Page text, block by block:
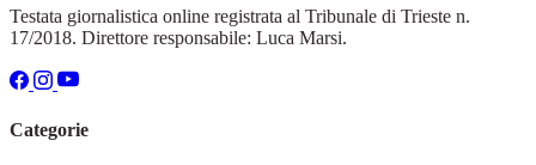
Testata giornalistica online registrata al Tribunale di Trieste n.
17/2018. Direttore responsabile: Luca Marsi.
Categorie